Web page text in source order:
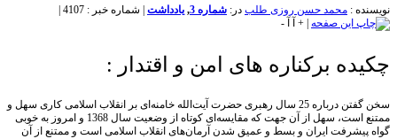
:محمد حسن روزی طلب در:شماره 3 ,یادداشت | شماره خبر : 4107
|
+ آ آ -
برکناره‌ های امن و اقتدار :
سخن گفتن درباره 25 سال رهبری حضرت آیت‌الله خامنه‌‌ای بر انقلاب اسلامی کاری سهل و
ممتنع است، سهل از آن جهت که مقایسه‌ای کوتاه از وضعیت سال 1368 و امروز به خوبی
ایران و بسط و عمیق شدن آرمان‌های انقلاب اسلامی است و ممتنع از آن